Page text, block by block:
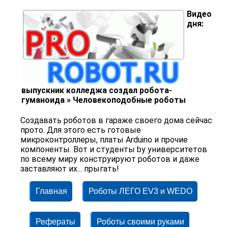
Видео
дня:
выпускник колледжа создал робота-
гуманоида » Человекоподобные роботы
Создавать роботов в гараже своего дома сейчас
прото. Для этого есть готовые
микроконтроллеры, платы Arduino и прочие
компоненты. Вот и студенты by университетов
по всему миру конструируют роботов и даже
заставляют их... прыгать!
Главная Роботы ЛЕГО EV3 и WEDO
Рефераты Роботы своими руками